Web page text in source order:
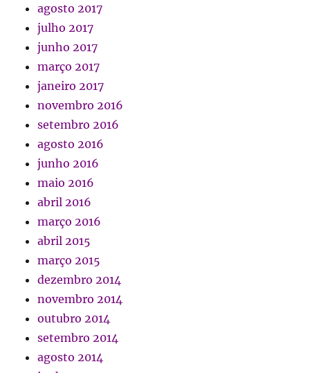
agosto 2017
julho 2017
junho 2017
março 2017
janeiro 2017
novembro 2016
setembro 2016
agosto 2016
junho 2016
maio 2016
abril 2016
março 2016
abril 2015
março 2015
dezembro 2014
novembro 2014
outubro 2014
setembro 2014
agosto 2014